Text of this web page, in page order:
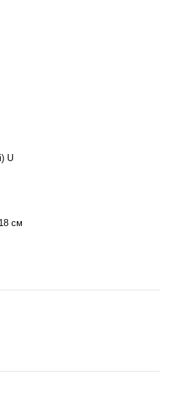
U
см